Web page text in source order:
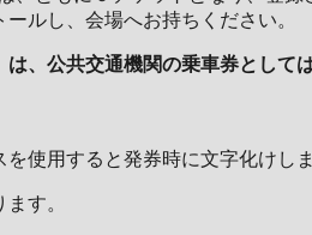
ルし、会場へお持ちください。
、公共交通機関の乗車券とし
使用すると発券時に文字化けし
す。